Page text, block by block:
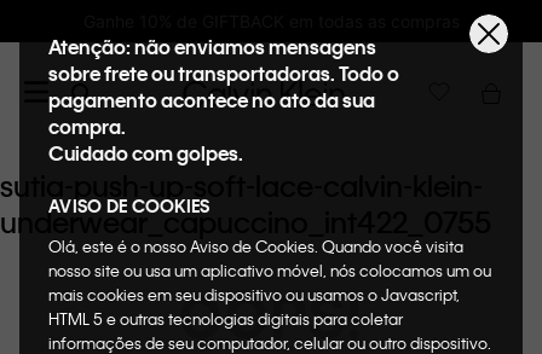
Atenção: não enviamos mensagens
sobre frete ou transportadoras. Todo o
pagamento acontece no ato da sua
compra.
Cuidado com golpes.
AVISO DE COOKIES
Olá, este é o nosso Aviso de Cookies. Quando você visita
nosso site ou usa um aplicativo móvel, nós colocamos um ou
mais cookies em seu dispositivo ou usamos o Javascript,
HTML 5 e outras tecnologias digitais para coletar
informações de seu computador, celular ou outro dispositivo.
sutia-push-up-soft-lace-calvin-klein-
underwear_capuccino_int422_0755
OOPS!